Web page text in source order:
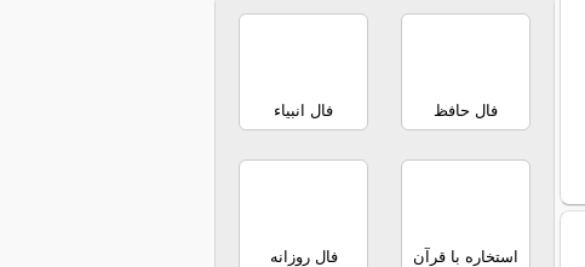
فال حافظ فال انبیاء
استخاره با قرآن فال روزانه